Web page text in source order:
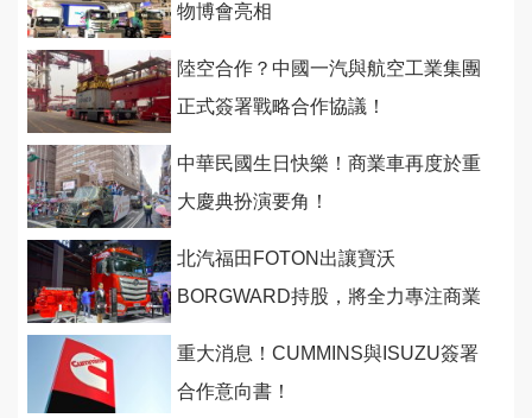
物博會亮相
陸空合作？中國一汽與航空工業集團
正式簽署戰略合作協議！
中華民國生日快樂！商業車再度於重
大慶典扮演要角！
北汽福田FOTON出讓寶沃
BORGWARD持股，將全力專注商業
重大消息！CUMMINS與ISUZU簽署
合作意向書！